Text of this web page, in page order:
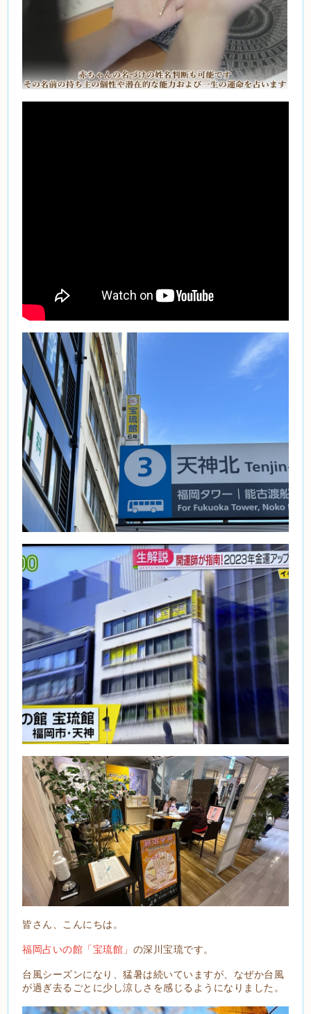
皆さん、こんにちは。
福岡占いの館「宝琉館」 の深川宝琉です。
台風シーズンになり、猛暑は続いていますが、なぜか台風
が過ぎ去るごとに少し涼しさを感じるようになりました。